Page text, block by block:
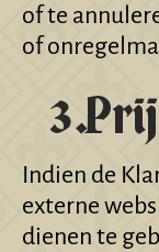
of te
of
Indien de
externe
dienen te